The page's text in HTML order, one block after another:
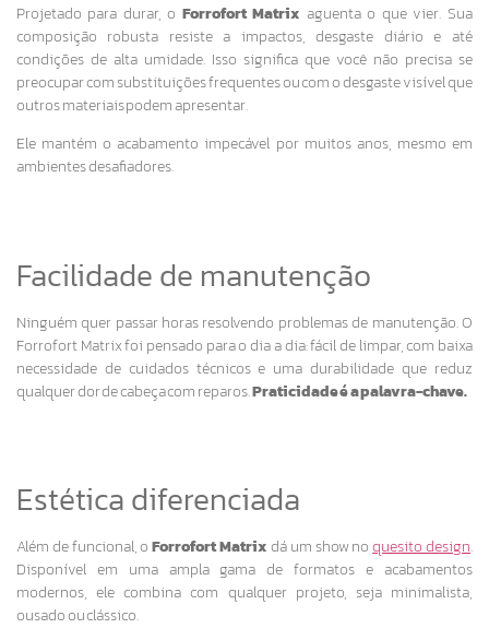
Projetado para durar, o Forrofort Matrix aguenta o que vier. Sua
composição robusta resiste a impactos, desgaste diário e até
condições de alta umidade. Isso significa que você não precisa se
preocupar com substituições frequentes ou com o desgaste visível que
outros materiais podem apresentar.
Ele mantém o acabamento impecável por muitos anos, mesmo em
ambientes desafiadores.
Facilidade de manutenção
Ninguém quer passar horas resolvendo problemas de manutenção. O
Forrofort Matrix foi pensado para o dia a dia: fácil de limpar, com baixa
necessidade de cuidados técnicos e uma durabilidade que reduz
qualquer dor de cabeça com reparos.Praticidade é a palavra-chave.
Estética diferenciada
Além de funcional, oForrofort Matrixdá um show noquesito design.
Disponível em uma ampla gama de formatos e acabamentos
modernos, ele combina com qualquer projeto, seja minimalista,
ousado ou clássico.